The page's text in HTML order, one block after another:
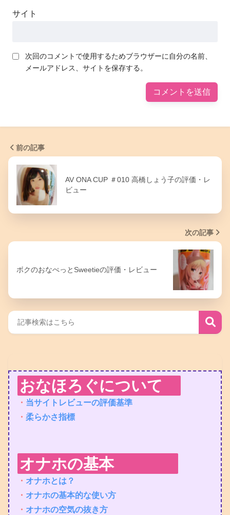
サイト
次回のコメントで使用するためブラウザーに自分の名前、
メールアドレス、サイトを保存する。
前の記事
AV ONA CUP ＃010 高橋しょう子の評価・レ
ビュー
次の記事
ボクのおなぺっとSweetieの評価・レビュー
おなほろぐについて
・ 当サイトレビューの評価基準
・ 柔らかさ指標
オナホの基本
・ オナホとは？
・ オナホの基本的な使い方
・ オナホの空気の抜き方